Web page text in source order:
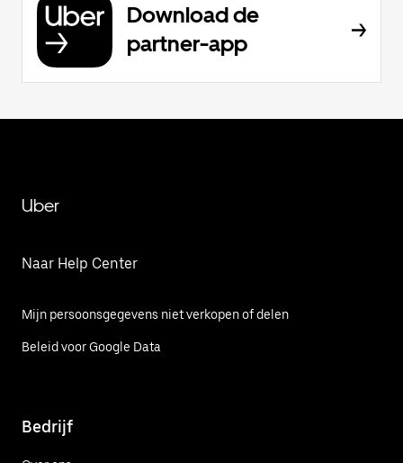
Download de
partner-app
Uber
Naar Help Center
Mijn persoonsgegevens niet verkopen of delen
Beleid voor Google Data
Bedrijf